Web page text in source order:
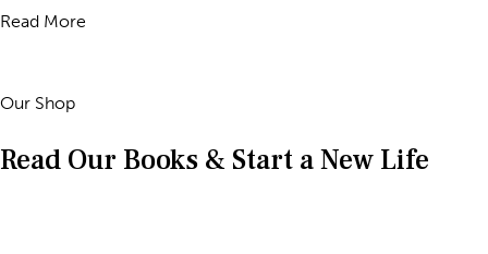
Read More
Our Shop
Read Our Books & Start a New Life